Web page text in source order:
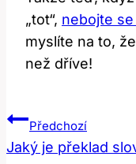
„tot“, nebojte
myslíte na to,
než dříve!
Navigace
Pro
Předchozí
Jaký je překlad